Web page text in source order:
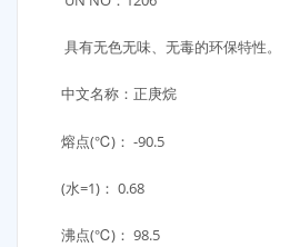
具有无色无味、无毒的环保特性。
中文名称：正庚烷
熔点(℃)： -90.5
(水=1)： 0.68
沸点(℃)： 98.5